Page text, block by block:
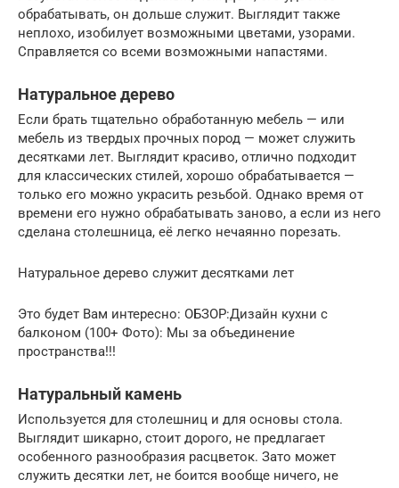
обрабатывать, он дольше служит. Выглядит также
неплохо, изобилует возможными цветами, узорами.
Справляется со всеми возможными напастями.
Натуральное дерево
Если брать тщательно обработанную мебель — или
мебель из твердых прочных пород — может служить
десятками лет. Выглядит красиво, отлично подходит
для классических стилей, хорошо обрабатывается —
только его можно украсить резьбой. Однако время от
времени его нужно обрабатывать заново, а если из него
сделана столешница, её легко нечаянно порезать.
Натуральное дерево служит десятками лет
Это будет Вам интересно: ОБЗОР:Дизайн кухни с
балконом (100+ Фото): Мы за объединение
пространства!!!
Натуральный камень
Используется для столешниц и для основы стола.
Выглядит шикарно, стоит дорого, не предлагает
особенного разнообразия расцветок. Зато может
служить десятки лет, не боится вообще ничего, не